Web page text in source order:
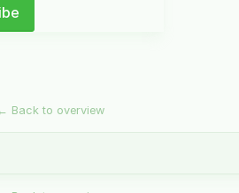
← Back to overview